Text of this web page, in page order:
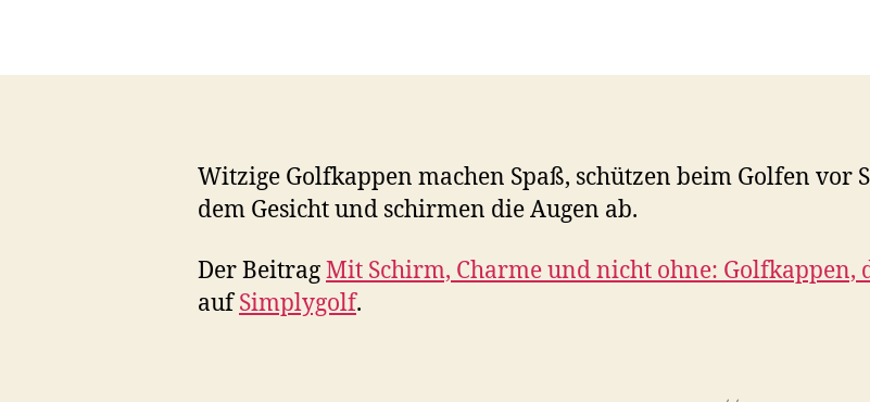
Witzige Golfkappen machen Spaß, schützen beim Golfen vor
dem Gesicht und schirmen die Augen ab.
Der BeitragMit Schirm, Charme und nicht ohne: Golfkappen,
aufSimplygolf.